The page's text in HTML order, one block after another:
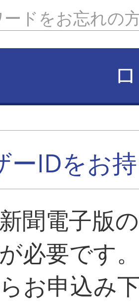
ドをお忘れの
ーIDをお
聞電子版
必要です
お申込み